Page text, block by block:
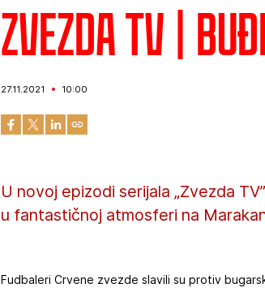
Zvezda TV |
27.11.2021 10:00
U novoj epizodi serijala „Zvezda
u fantastičnoj atmosferi na
Fudbaleri Crvene zvezde slavili su protiv